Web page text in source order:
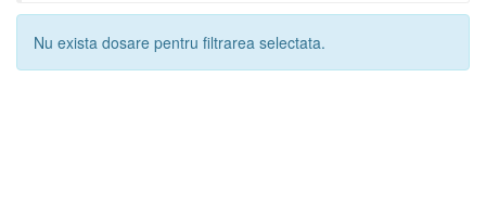
Nu exista dosare pentru filtrarea selectata.